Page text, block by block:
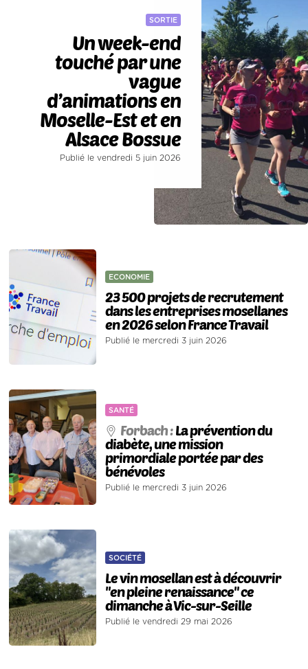
SORTIE
Un week-end
touché par une
vague
d’animations en
Moselle-Est et en
Alsace Bossue
Publié le vendredi 5 juin 2026
ECONOMIE
23 500 projets de recrutement
dans les entreprises mosellanes
en 2026 selon France Travail
Publié le mercredi 3 juin 2026
SANTÉ
Forbach :La prévention du
diabète, une mission
primordiale portée par des
bénévoles
Publié le mercredi 3 juin 2026
SOCIÉTÉ
Le vin mosellan est à découvrir
"en pleine renaissance" ce
dimanche à Vic-sur-Seille
Publié le vendredi 29 mai 2026